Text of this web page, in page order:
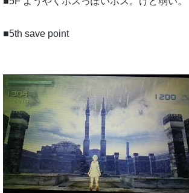
■5th save point